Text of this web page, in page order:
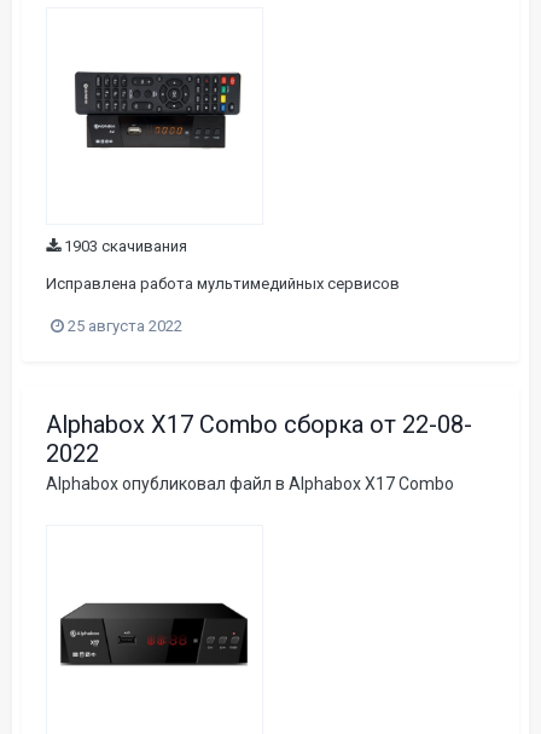
1903 скачивания
Исправлена работа мультимедийных сервисов
25 августа 2022
Alphabox X17 Combo сборка от 22-08-
2022
Alphaboxопубликовал файл в Alphabox X17 Combo